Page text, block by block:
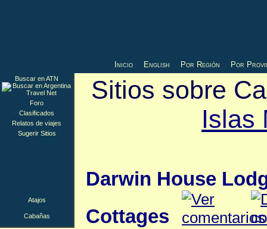
Inicio English Por Región Por
Sitios sobre
Islas
Darwin House
Cottages
Buscar en ATN
Foro
Clasificados
Relatos de viajes
Sugerir Sitios
Atajos
Cabañas